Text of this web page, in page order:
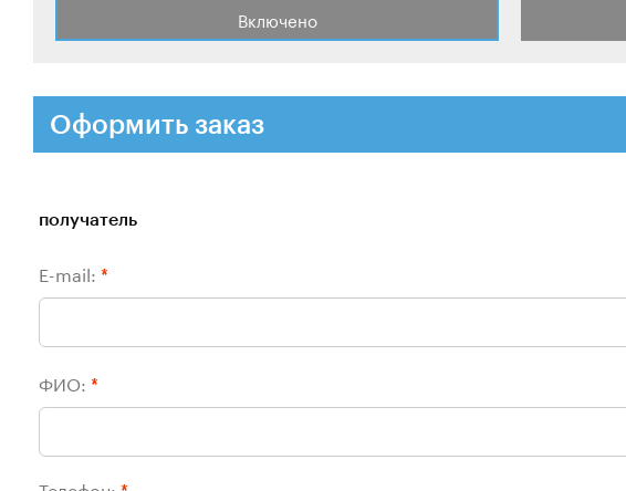
Включено
Оформить заказ
получатель
E-mail: *
ФИО: *